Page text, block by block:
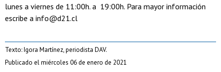
lunes a viernes de 11:00h. a 19:00h. Para mayor información
escribe a info@d21.cl
Texto: Igora Martínez, periodista DAV.
Publicado el miércoles 06 de enero de 2021